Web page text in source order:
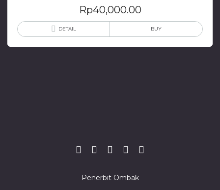
Rp40,000.00
DETAIL BUY
Penerbit Ombak